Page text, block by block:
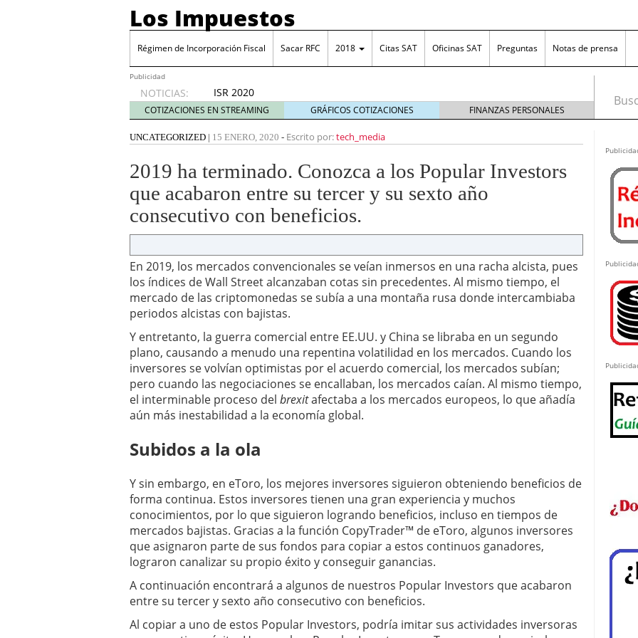
Los Impuestos
Régimen de Incorporación Fiscal Sacar RFC 2018 Citas SAT Oficinas SAT Preguntas Notas de prensa
Publicidad
NOTICIAS:
ISR 2020
diciembre
31, 2019
ISR 2019: Estímulos en zona fronteriza
Sacar RFC ¿Cómo inscribirse en el RFC? febrero 26, 2013
Cinco industrias donde el diseño es tan importante como la funcionalidad
julio 20, 2026
Cuenta financiada trading en México: cómo funciona, cuánto se puede
ganar y cómo tributan las ganancias ante el SAT
Plantilla de vacaciones en Excel: la solución práctica para organizar el
tiempo de descanso en las empresas junio 18, 2026
junio 16, 2026
10 Mejores herramientas de editor PDF online junio 15, 2026
COTIZACIONES EN STREAMING GRÁFICOS COTIZACIONES FINANZAS PERSONALES
UNCATEGORIZED | 15 ENERO, 2020 - Escrito por:tech_media
2019 ha terminado. Conozca a los Popular Investors
que acabaron entre su tercer y su sexto año
consecutivo con beneficios.
En 2019, los mercados convencionales se veían inmersos en una racha alcista, pues
los índices de Wall Street alcanzaban cotas sin precedentes. Al mismo tiempo, el
mercado de las criptomonedas se subía a una montaña rusa donde intercambiaba
periodos alcistas con bajistas.
Y entretanto, la guerra comercial entre EE.UU. y China se libraba en un segundo
plano, causando a menudo una repentina volatilidad en los mercados. Cuando los
inversores se volvían optimistas por el acuerdo comercial, los mercados subían;
pero cuando las negociaciones se encallaban, los mercados caían. Al mismo tiempo,
el interminable proceso del brexitafectaba a los mercados europeos, lo que añadía
aún más inestabilidad a la economía global.
Subidos a la ola
Y sin embargo, en eToro, los mejores inversores siguieron obteniendo beneficios de
forma continua. Estos inversores tienen una gran experiencia y muchos
conocimientos, por lo que siguieron logrando beneficios, incluso en tiempos de
mercados bajistas. Gracias a la función CopyTrader™ de eToro, algunos inversores
que asignaron parte de sus fondos para copiar a estos continuos ganadores,
lograron canalizar su propio éxito y conseguir ganancias.
A continuación encontrará a algunos de nuestros Popular Investors que acabaron
entre su tercer y sexto año consecutivo con beneficios.
Al copiar a uno de estos Popular Investors, podría imitar sus actividades inversoras